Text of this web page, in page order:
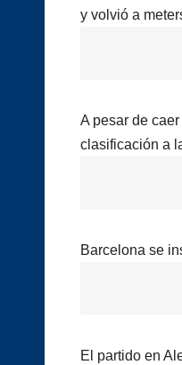
y volvió a
A pesar de
clasificación a
Barcelona se
El partido en